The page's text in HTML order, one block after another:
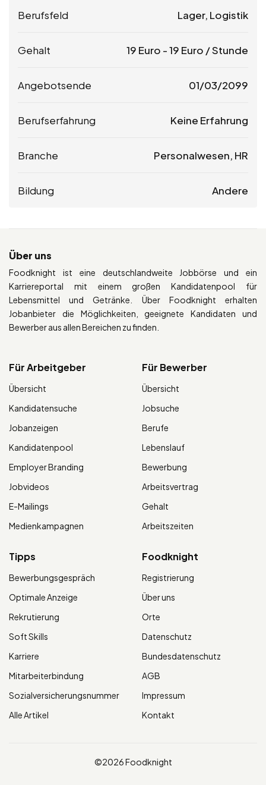
Berufsfeld Lager, Logistik
Gehalt 19 Euro -19 Euro / Stunde
Angebotsende 01/03/2099
Berufserfahrung Keine Erfahrung
Branche Personalwesen, HR
Bildung Andere
Über uns
Foodknight ist eine deutschlandweite Jobbörse und ein
Karriereportal mit einem großen Kandidatenpool für
Lebensmittel und Getränke. Über Foodknight erhalten
Jobanbieter die Möglichkeiten, geeignete Kandidaten und
Bewerber aus allen Bereichen zu finden.
Für Arbeitgeber
Übersicht
Kandidatensuche
Jobanzeigen
Kandidatenpool
Employer Branding
Jobvideos
E-Mailings
Medienkampagnen
Für Bewerber
Übersicht
Jobsuche
Berufe
Lebenslauf
Bewerbung
Arbeitsvertrag
Gehalt
Arbeitszeiten
Tipps
Bewerbungsgespräch
Optimale Anzeige
Rekrutierung
Soft Skills
Karriere
Mitarbeiterbindung
Sozialversicherungsnummer
Alle Artikel
Foodknight
Registrierung
Über uns
Orte
Datenschutz
Bundesdatenschutz
AGB
Impressum
Kontakt
©2026 Foodknight